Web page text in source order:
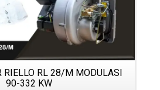
RIELLO RL 28/M MODULASI
90-332 KW